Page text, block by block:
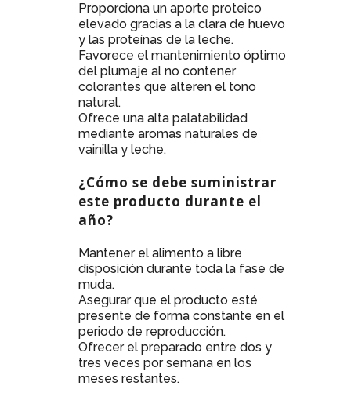
Proporciona un aporte proteico
elevado gracias a la clara de huevo
y las proteínas de la leche.
Favorece el mantenimiento óptimo
del plumaje al no contener
colorantes que alteren el tono
natural.
Ofrece una alta palatabilidad
mediante aromas naturales de
vainilla y leche.
¿Cómo se debe suministrar
este producto durante el
año?
Mantener el alimento a libre
disposición durante toda la fase de
muda.
Asegurar que el producto esté
presente de forma constante en el
periodo de reproducción.
Ofrecer el preparado entre dos y
tres veces por semana en los
meses restantes.